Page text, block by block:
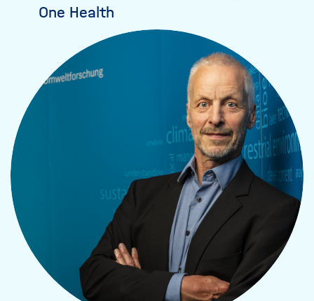
One Health